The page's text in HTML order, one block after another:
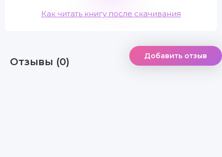
Как читать книгу после скачивания
Отзывы (0) Добавить отзыв